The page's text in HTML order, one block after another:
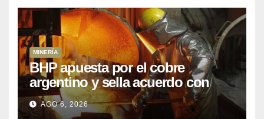
MINERÍA
BHP apuesta por el cobre
argentino y sella acuerdo con
Kobrea para siete proyecto
AGO 6, 2026